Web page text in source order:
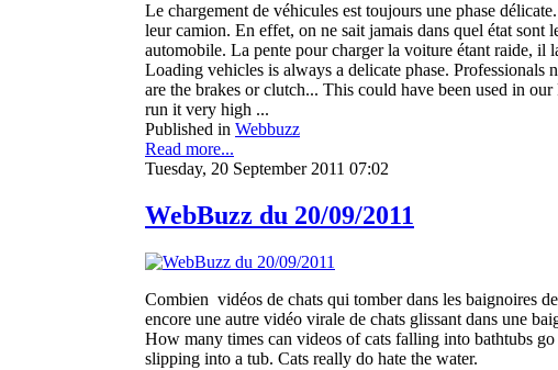
Le chargement de véhicules est toujours une phase
leur camion. En effet, on ne sait jamais dans quel état
automobile. La pente pour charger la voiture étant raide, il
Loading vehicles is always a delicate phase.
are the brakes or clutch... This could have been used in
run it very high ...
Published in Webbuzz
Read more...
Tuesday, 20 September 2011 07:02
WebBuzz du 20/09/2011
Combien vidéos de chats qui tomber dans les baignoires
encore une autre vidéo virale de chats glissant dans une
How many times can videos of cats falling into bathtubs
slipping into a tub. Cats really do hate the water.